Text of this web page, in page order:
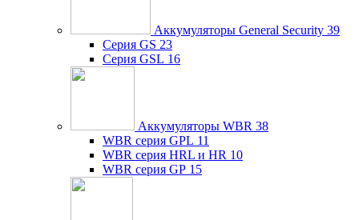
Аккумуляторы General Security 39
Серия GS 23
Серия GSL 16
Аккумуляторы WBR 38
WBR серия GPL 11
WBR серия HRL и HR 10
WBR серия GP 15